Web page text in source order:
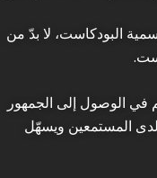
البودكاست، لا بدّ من
في الوصول إلى الجمهور
لدى المستمعين ويسهّل